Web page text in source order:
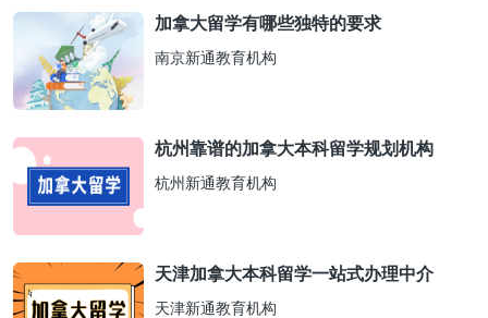
加拿大留学有哪些独特的要求
南京新通教育机构
杭州靠谱的加拿大本科留学规划机构
杭州新通教育机构
天津加拿大本科留学一站式办理中介
天津新通教育机构